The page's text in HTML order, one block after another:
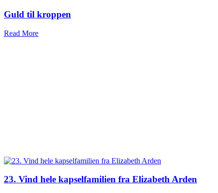
Guld til kroppen
Read More
23. Vind hele kapselfamilien fra Elizabeth Arden